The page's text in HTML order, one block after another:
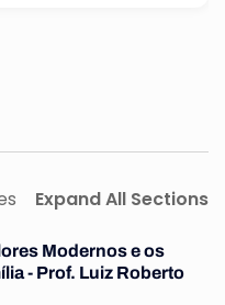
Expand All Sections
Modernos e os
- Prof. Luiz Roberto